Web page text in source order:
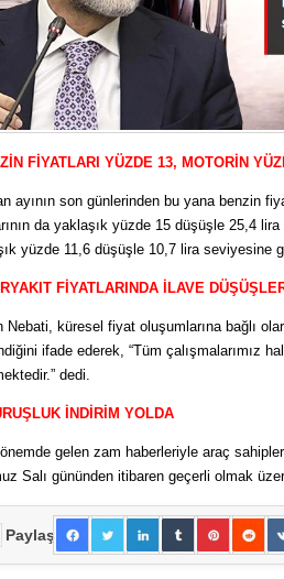
FİYATLARI YÜZDE 13, MOTORİN
ayının son günlerinden bu yana benzin
da yaklaşık yüzde 15 düşüşle 25,4
yüzde 11,6 düşüşle 10,7 lira seviyesine
FİYATLARINDA İLAVE
Nebati, küresel fiyat oluşumlarına bağlı
ifade ederek, “Tüm çalışmalarımız
dedi.
İNDİRİM YOLDA
gelen zam haberleriyle araç
Salı gününden itibaren geçerli olmak
Paylaş